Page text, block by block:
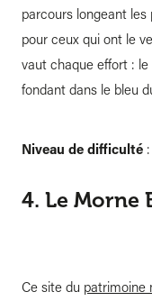
parcours longeant
pour ceux qui ont le
vaut chaque effort : le
fondant dans le bleu
Niveau de difficulté
4. Le Morne
Ce site du patrimoine